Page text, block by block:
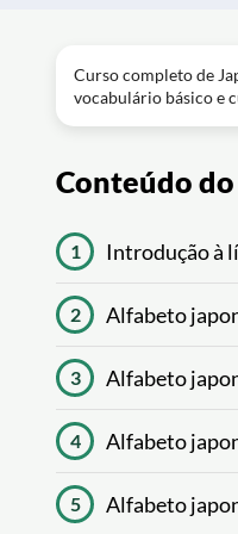
Curso completo de
vocabulário básico e
Conteúdo
1 Introdução à
2 Alfabeto
3 Alfabeto
4 Alfabeto
5 Alfabeto